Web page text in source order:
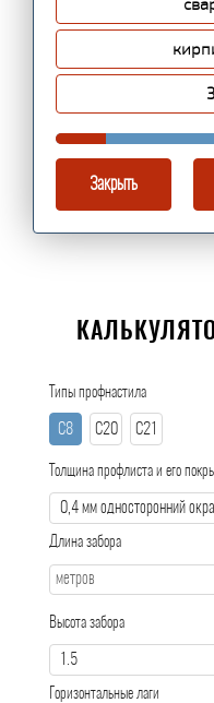
Закрыть
Типы профнастила
С8 С20 С21
Толщина профлиста и его
Длина забора
Высота забора
Горизонтальные лаги